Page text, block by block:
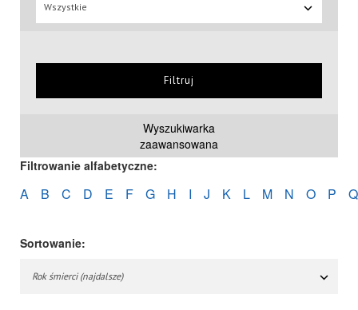
Wszystkie
Filtruj
Wyszukiwarka
zaawansowana
Filtrowanie alfabetyczne:
A B C D E F G H I J K L M N O P Q
Sortowanie:
Rok śmierci (najdalsze)